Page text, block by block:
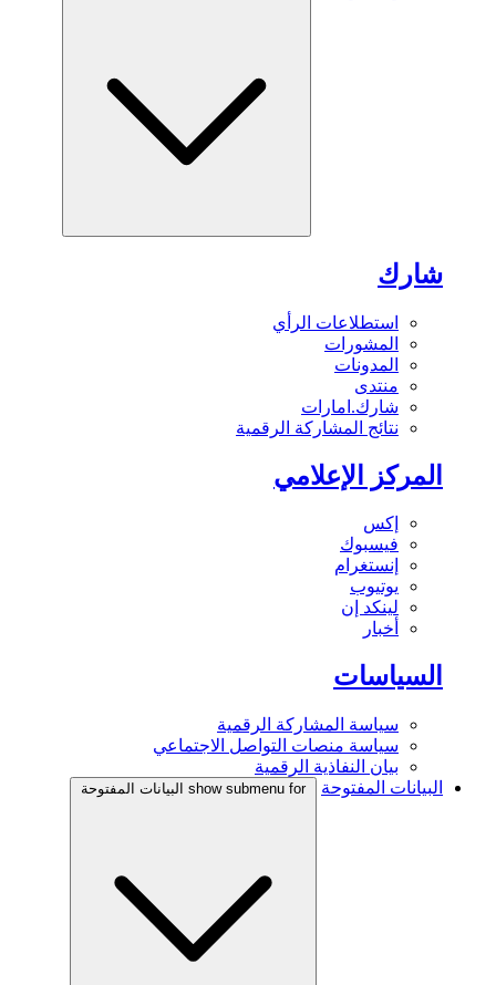
شارك
استطلاعات الرأي
المشورات
المدونات
منتدى
شارك.امارات
نتائج المشاركة الرقمية
المركز الإعلامي
إكس
فيسبوك
إنستغرام
يوتيوب
لينكد إن
أخبار
السياسات
سياسة المشاركة الرقمية
سياسة منصات التواصل الاجتماعي
بيان النفاذية الرقمية
البيانات المفتوحة
show submenu for البيانات المفتوحة